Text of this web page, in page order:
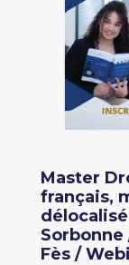
Master
français,
Fès /